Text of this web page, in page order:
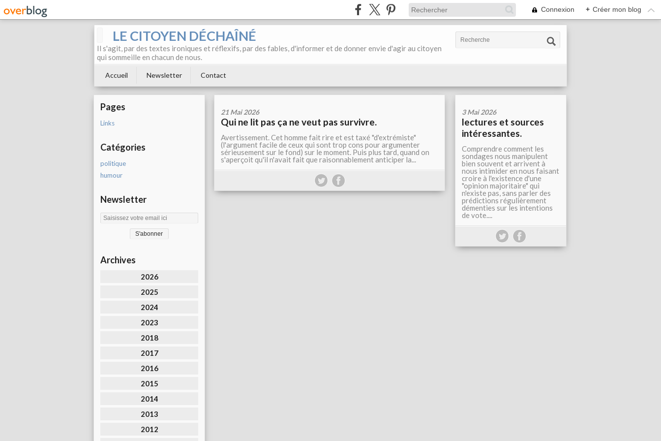
Connexion + Créer mon blog
LE CITOYEN DÉCHAÎNÉ
Il s'agit, par des textes ironiques et réflexifs, par des fables, d'informer et de donner envie d'agir au citoyen
qui sommeille en chacun de nous.
Accueil Newsletter Contact
Pages
Links
Catégories
politique
humour
Newsletter
Archives
2026
2025
2024
2023
2018
2017
2016
2015
2014
2013
2012
21 Mai 2026
Qui ne lit pas ça ne veut pas survivre.
Avertissement. Cet homme fait rire et est taxé "d'extrémiste"
(l'argument facile de ceux qui sont trop cons pour argumenter
sérieusement sur le fond) sur le moment. Puis plus tard, quand on
s'aperçoit qu'il n'avait fait que raisonnablement anticiper la...
3 Mai 2026
lectures et sources
intéressantes.
Comprendre comment les
sondages nous manipulent
bien souvent et arrivent à
nous intimider en nous faisant
croire à l'existence d'une
"opinion majoritaire" qui
n'existe pas, sans parler des
prédictions régulièrement
démenties sur les intentions
de vote....